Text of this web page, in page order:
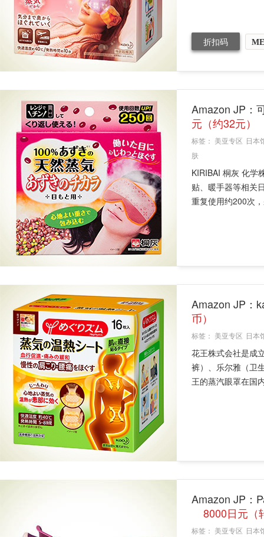
折扣码
Amazon JP：
元（约32元）
标签： 美亚专区 日本
肤
KIRIBAI 桐灰 化学
贴、暖手器等相关
重复使用约200次
Amazon JP：
币）
标签： 美亚专区 日本
花王株式会社是成
裤）、乐尔雅（卫
王的蒸汽眼罩在国
Amazon JP：
8000日元（
标签： 美亚专区 日本